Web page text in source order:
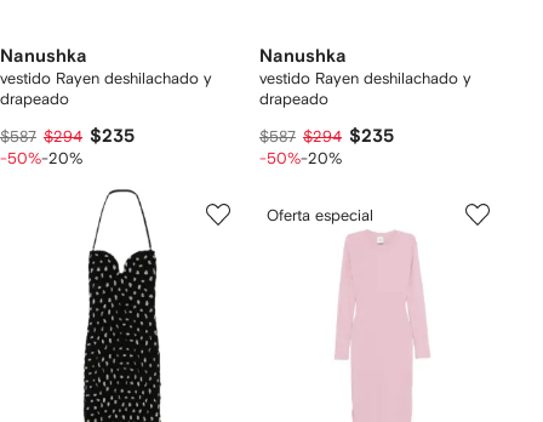
Nanushka
vestido Rayen deshilachado y
drapeado
$587 $294 $235
-50%-20%
Nanushka
vestido Rayen deshilachado y
drapeado
$587 $294 $235
-50%-20%
Oferta especial